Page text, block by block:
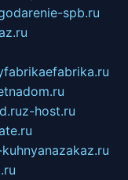
spb.ru
z-host.ru